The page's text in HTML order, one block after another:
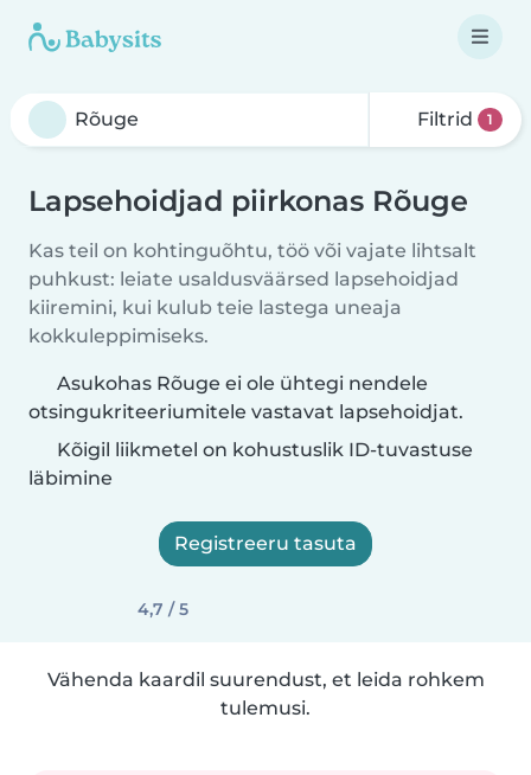
Filtrid 1
Lapsehoidjad piirkonas Rõuge
Kas teil on kohtinguõhtu, töö või vajate lihtsalt
puhkust: leiate usaldusväärsed lapsehoidjad
kiiremini, kui kulub teie lastega uneaja
kokkuleppimiseks.
Asukohas Rõuge ei ole ühtegi nendele
otsingukriteeriumitele vastavat lapsehoidjat.
Kõigil liikmetel on kohustuslik ID-tuvastuse
läbimine
Registreeru tasuta
4,7 / 5
Vähenda kaardil suurendust, et leida rohkem
tulemusi.